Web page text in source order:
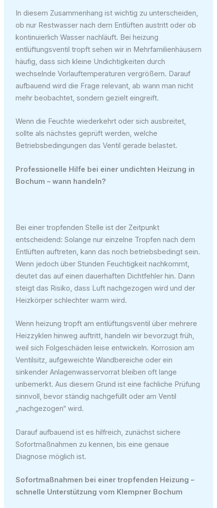
In diesem Zusammenhang ist wichtig zu unterscheiden,
ob nur Restwasser nach dem Entlüften austritt oder ob
kontinuierlich Wasser nachläuft. Bei heizung
entlüftungsventil tropft sehen wir in Mehrfamilienhäusern
häufig, dass sich kleine Undichtigkeiten durch
wechselnde Vorlauftemperaturen vergrößern. Darauf
aufbauend wird die Frage relevant, ab wann man nicht
mehr beobachtet, sondern gezielt eingreift.
Wenn die Feuchte wiederkehrt oder sich ausbreitet,
sollte als nächstes geprüft werden, welche
Betriebsbedingungen das Ventil gerade belastet.
Professionelle Hilfe bei einer undichten Heizung in
Bochum – wann handeln?
Bei einer tropfenden Stelle ist der Zeitpunkt
entscheidend: Solange nur einzelne Tropfen nach dem
Entlüften auftreten, kann das noch betriebsbedingt sein.
Wenn jedoch über Stunden Feuchtigkeit nachkommt,
deutet das auf einen dauerhaften Dichtfehler hin. Dann
steigt das Risiko, dass Luft nachgezogen wird und der
Heizkörper schlechter warm wird.
Wenn heizung tropft am entlüftungsventil über mehrere
Heizzyklen hinweg auftritt, handeln wir bevorzugt früh,
weil sich Folgeschäden leise entwickeln. Korrosion am
Ventilsitz, aufgeweichte Wandbereiche oder ein
sinkender Anlagenwasservorrat bleiben oft lange
unbemerkt. Aus diesem Grund ist eine fachliche Prüfung
sinnvoll, bevor ständig nachgefüllt oder am Ventil
„nachgezogen“ wird.
Darauf aufbauend ist es hilfreich, zunächst sichere
Sofortmaßnahmen zu kennen, bis eine genaue
Diagnose möglich ist.
Sofortmaßnahmen bei einer tropfenden Heizung –
schnelle Unterstützung vom Klempner Bochum